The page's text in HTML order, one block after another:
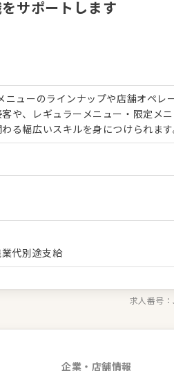
サポートします
ニューのラインナップや店舗オペレ
や、レギュラーメニュー・限定メ
る幅広いスキルを身につけられます
大歓迎です。 【具体的には…】
接客全般 ・ドリンク作り、提供 ・
・食材の仕入れや在庫管理 ・ア
をサポートしますので、経験が浅い
テップアップもめざせます。
代別途支給
求人番号：
企業・店舗情報